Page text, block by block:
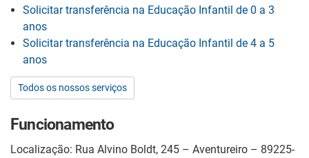
Solicitar transferência na Educação Infantil de 0 a 3
anos
Solicitar transferência na Educação Infantil de 4 a 5
anos
Todos os nossos serviços
Funcionamento
Localização: Rua Alvino Boldt, 245 – Aventureiro – 89225-